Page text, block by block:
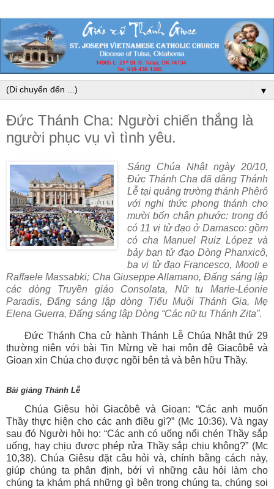
▼
Đức Thánh Cha: Người chiến thắng là
người phục vụ vì tình yêu.
Sáng Chúa Nhật ngày 20/10,
Đức Thánh Cha đã dâng Thánh
Lễ tại quảng trường thánh Phêrô
với nghi thức phong thánh cho
mười bốn chân phước: trong đó
có 11 vị tử đạo ở Damasco: gồm
có cha Manuel Ruiz López và
bảy bạn tử đạo Dòng Phanxicô,
ba vị tử đạo Francesco, Mooti e
Raffaele Massabki; Cha Giuseppe Allamano, Đấng sáng lập
các dòng Truyền giáo Consolata, Nữ tu Marie-Léonie
Paradis, Đấng sáng lập dòng Tiểu Muội Thánh Gia, Mẹ
Elena Guerra, Đấng sáng lập Dòng “Các nữ tu Thánh Zita”.
Đức Thánh Cha cử hành Thánh Lễ Chúa Nhật thứ 29
thường niên với bài Tin Mừng về hai môn đệ Giacôbê và
Gioan xin Chúa cho được ngồi bên tả và bên hữu Thầy.
Bài giảng Thánh Lễ
Chúa Giêsu hỏi Giacôbê và Gioan: “Các anh muốn
Thầy thực hiện cho các anh điều gì?” (Mc 10:36). Và ngay
sau đó Người hỏi họ: “Các anh có uống nổi chén Thầy sắp
uống, hay chịu được phép rửa Thầy sắp chịu không?” (Mc
10,38). Chúa Giêsu đặt câu hỏi và, chính bằng cách này,
giúp chúng ta phân định, bởi vì những câu hỏi làm cho
chúng ta khám phá những gì bên trong chúng ta, chúng soi